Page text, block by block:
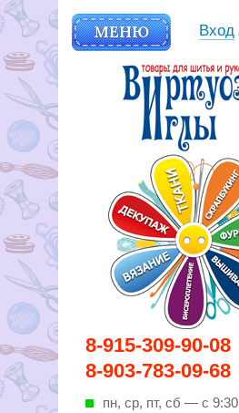
8-915-309-90-08
8-903-783-09-68
пн, ср, пт, cб — с
МЕНЮ
Вирутозы иглы.
шитья и рукоделья
Вход